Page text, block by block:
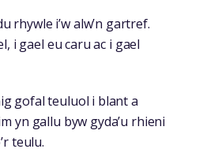
rhywle i’w alw’n gartref.
i gael eu caru ac i gael
gofal teuluol i blant a
yn gallu byw gyda’u rhieni
teulu.